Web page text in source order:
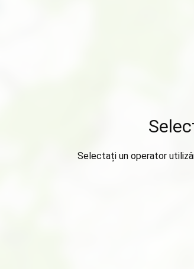
Selectați un operator